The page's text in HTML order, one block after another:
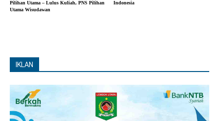
Pilihan Utama – Lulus Kuliah, PNS Pilihan
Utama Wisudawan
Indonesia
IKLAN